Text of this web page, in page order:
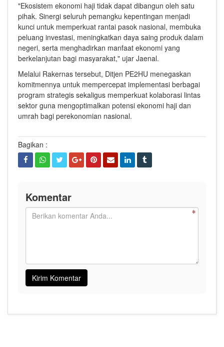
"Ekosistem ekonomi haji tidak dapat dibangun oleh satu
pihak. Sinergi seluruh pemangku kepentingan menjadi
kunci untuk memperkuat rantai pasok nasional, membuka
peluang investasi, meningkatkan daya saing produk dalam
negeri, serta menghadirkan manfaat ekonomi yang
berkelanjutan bagi masyarakat," ujar Jaenal.
Melalui Rakernas tersebut, Ditjen PE2HU menegaskan
komitmennya untuk mempercepat implementasi berbagai
program strategis sekaligus memperkuat kolaborasi lintas
sektor guna mengoptimalkan potensi ekonomi haji dan
umrah bagi perekonomian nasional.
Bagikan :
Komentar